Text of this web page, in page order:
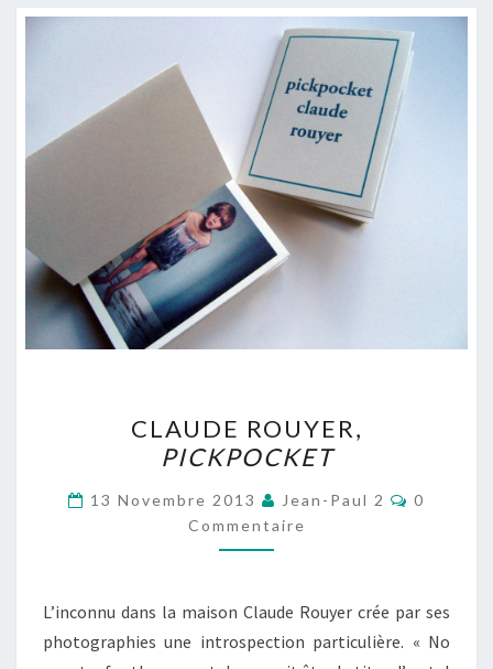
ROUYER,
PICKPOCKET
CLAUDE ROUYER,
PICKPOCKET
13 Novembre 2013 Jean-Paul 2
0
Commentaire
L’inconnu dans la maison Claude Rouyer crée par ses
photographies une introspection particulière. « No